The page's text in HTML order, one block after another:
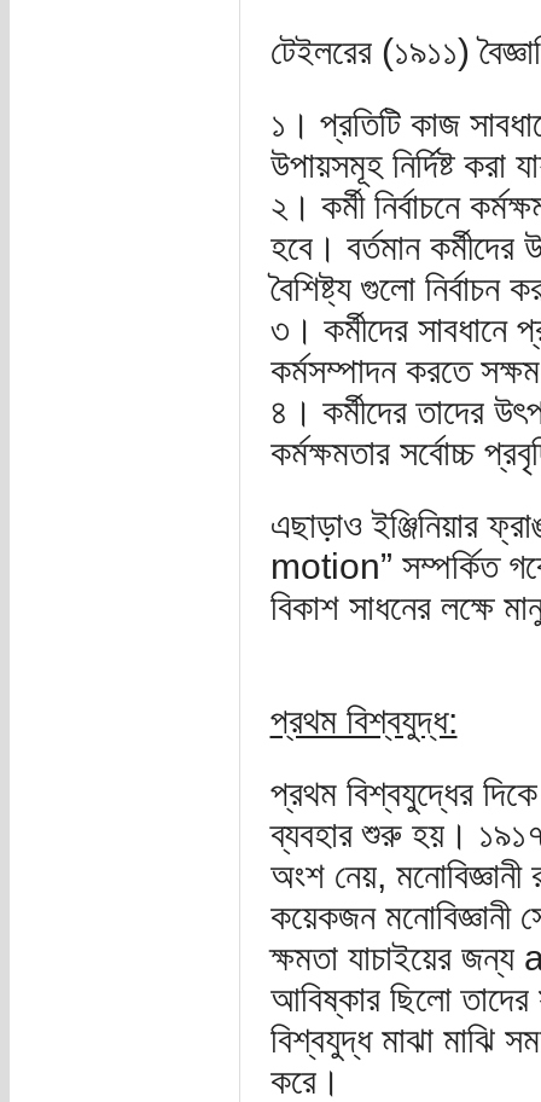
টেইলরের (১৯১১)
১। প্রতিটি কাজ
উপায়সমূহ নির্দিষ্ট করা
২। কর্মী নির্বাচনে
হবে। বর্তমান
বৈশিষ্ট্য গুলো নির্বাচন
৩। কর্মীদের সাবধানে
কর্মসম্পাদন করতে
৪। কর্মীদের তাদের
কর্মক্ষমতার সর্বোচ্চ
এছাড়াও ইঞ্জিনিয়ার
motion” সম্পর্কিত
বিকাশ সাধনের লক্ষে
প্রথম বিশ্বযুদ্ধ:
প্রথম বিশ্বযুদ্ধের দিকে
ব্যবহার শুরু হয়।
অংশ নেয়,
কয়েকজন মনোবিজ্ঞানী
ক্ষমতা যাচাইয়ের
আবিষ্কার ছিলো
বিশ্বযুদ্ধ মাঝা মাঝি
করে।